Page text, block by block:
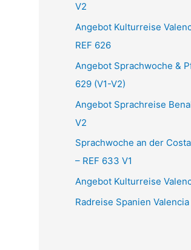
V2
Angebot Kulturreise
REF 626
Angebot Sprachwoche &
629 (V1-V2)
Angebot Sprachreise
V2
Sprachwoche an der
– REF 633 V1
Angebot Kulturreise
Radreise Spanien Valencia